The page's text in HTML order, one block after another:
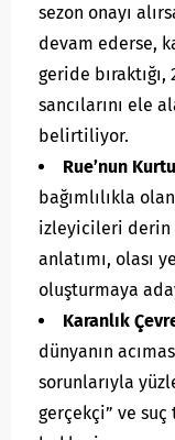
sezon onayı
devam ederse,
geride
sancılarını ele
belirtiliyor.
Rue’nun
bağımlılıkla
izleyicileri derin
anlatımı, olası
oluşturmaya
Karanlık
dünyanın
sorunlarıyla
gerçekçi” ve